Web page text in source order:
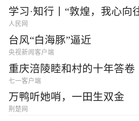
学习·知行丨“敦煌，我心向
人民网
台风“白海豚”逼近
央视新闻客户端
重庆涪陵睦和村的十年答卷
七一客户端
万鸭听她哨，一田生双金
荆楚网